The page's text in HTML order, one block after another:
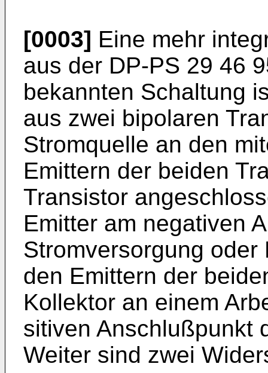
[0003] Eine mehr
aus der DP-PS 29 46
bekannten Schaltung
aus zwei bipolaren
Stromquelle an den
Emittern der beiden
Transistor
Emitter am negativen
Stromversorgung
den Emittern der
Kollektor an einem
sitiven Anschlußpunkt
Weiter sind zwei